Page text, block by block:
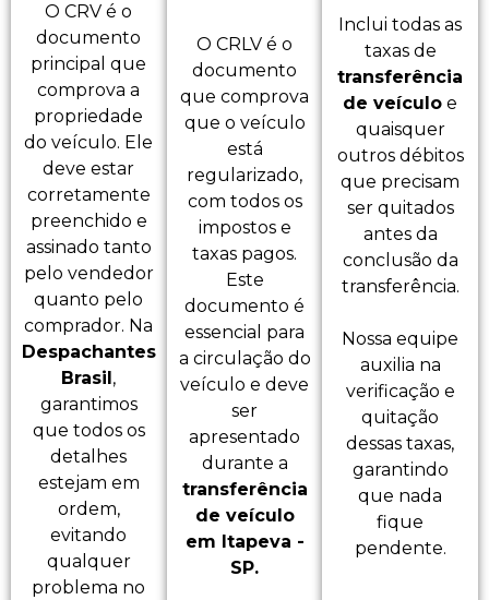
O CRV é o
documento
principal que
comprova a
propriedade
do veículo. Ele
deve estar
corretamente
preenchido e
assinado tanto
pelo vendedor
quanto pelo
comprador. Na
Despachantes
Brasil ,
garantimos
que todos os
detalhes
estejam em
ordem,
evitando
qualquer
problema no
O CRLV é o
documento
que comprova
que o veículo
está
regularizado,
com todos os
impostos e
taxas pagos.
Este
documento é
essencial para
a circulação do
veículo e deve
ser
apresentado
durante a
transferência
de veículo
em Itapeva -
SP.
Inclui todas as
taxas de
transferência
de veículo e
quaisquer
outros débitos
que precisam
ser quitados
antes da
conclusão da
transferência.
Nossa equipe
auxilia na
verificação e
quitação
dessas taxas,
garantindo
que nada
fique
pendente.